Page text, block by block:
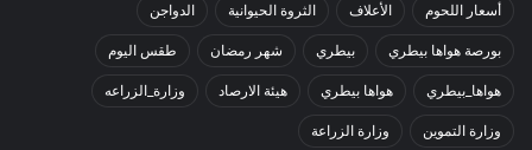
أسعار اللحوم الأعلاف الثروة الحيوانية الدواجن
بورصة هواها بيطري بيطري شهر رمضان طقس اليوم
هواها_بيطري هواها بيطري هيئة الارصاد وزارة_الزراعه
وزارة التموين وزارة الزراعة